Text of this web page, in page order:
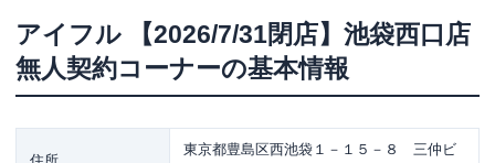
アイフル
【2026/7/31閉店】池袋西口店
無人契約コーナーの基本情報
東京都豊島区西池袋１－１５－８ 三仲ビ